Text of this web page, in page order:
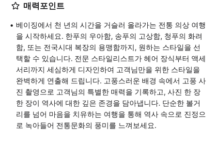
매력포인트
베이징에서 천 년의 시간을 거슬러 올라가는 전통 의상 여행
을 시작하세요. 한푸의 우아함, 송푸의 고상함, 청푸의 화려
함, 또는 전국시대 복장의 용맹함까지, 원하는 스타일을 선
택할 수 있습니다. 전문 스타일리스트가 헤어 장식부터 액세
서리까지 세심하게 디자인하여 고객님만을 위한 스타일을
완벽하게 연출해 드립니다. 고풍스러운 배경 속에서 고풍 사
진 촬영으로 고객님의 특별한 매력을 기록하고, 사진 한 장
한 장이 역사에 대한 깊은 존경을 담아냅니다. 단순한 볼거
리를 넘어 마음을 치유하는 여행을 통해 역사 속으로 진정으
로 녹아들어 전통문화의 풍미를 느껴보세요.